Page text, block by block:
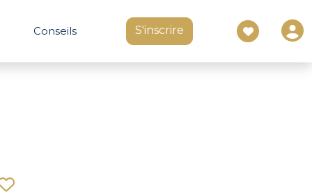
Conseils S'inscrire